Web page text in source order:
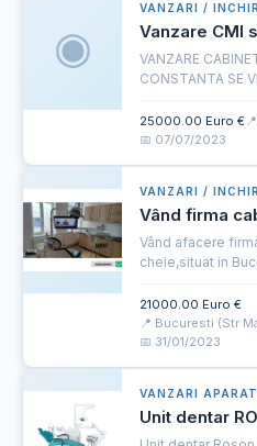
◉
VANZARI /
Vanzare CMI
VANZARE
CONSTANTA SE
Stomatologic
spatii comune),
25000.00 Euro €
📅 07/07/2023
VANZARI /
Vând firma
Vând afacere
cheie,situat in
dentar,în clădire
tehnica dentara
21000.00 Euro €
📍 Bucuresti (Str
📅 31/01/2023
VANZARI
Unit dentar